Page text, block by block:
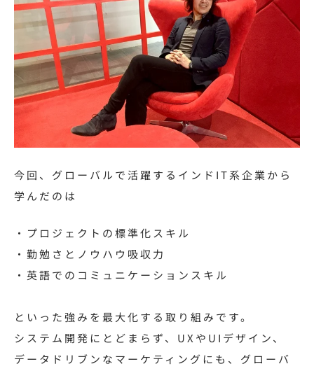
今回、グローバルで活躍するインドIT系企業から
学んだのは
・プロジェクトの標準化スキル
・勤勉さとノウハウ吸収力
・英語でのコミュニケーションスキル
といった強みを最大化する取り組みです。
システム開発にとどまらず、UXやUIデザイン、
データドリブンなマーケティングにも、グローバ